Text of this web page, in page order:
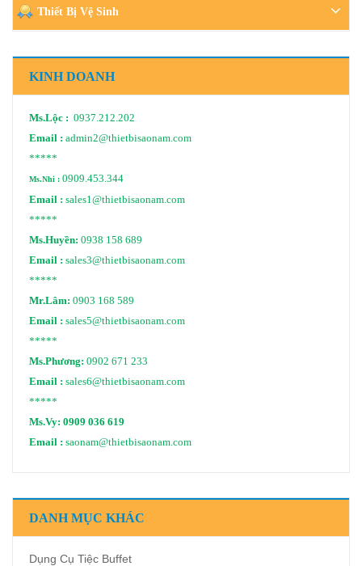
Thiết Bị Vệ Sinh
KINH DOANH
Ms.Lộc : 0937.212.202
Email : admin2@thietbisaonam.com
*****
Ms.Nhi : 0909.453.344
Email : sales1@thietbisaonam.com
*****
Ms.Huyền: 0938 158 689
Email : sales3@thietbisaonam.com
*****
Mr.Lâm: 0903 168 589
Email : sales5@thietbisaonam.com
*****
Ms.Phương: 0902 671 233
Email : sales6@thietbisaonam.com
*****
Ms.Vy: 0909 036 619
Email : saonam@thietbisaonam.com
DANH MỤC KHÁC
Dụng Cụ Tiệc Buffet